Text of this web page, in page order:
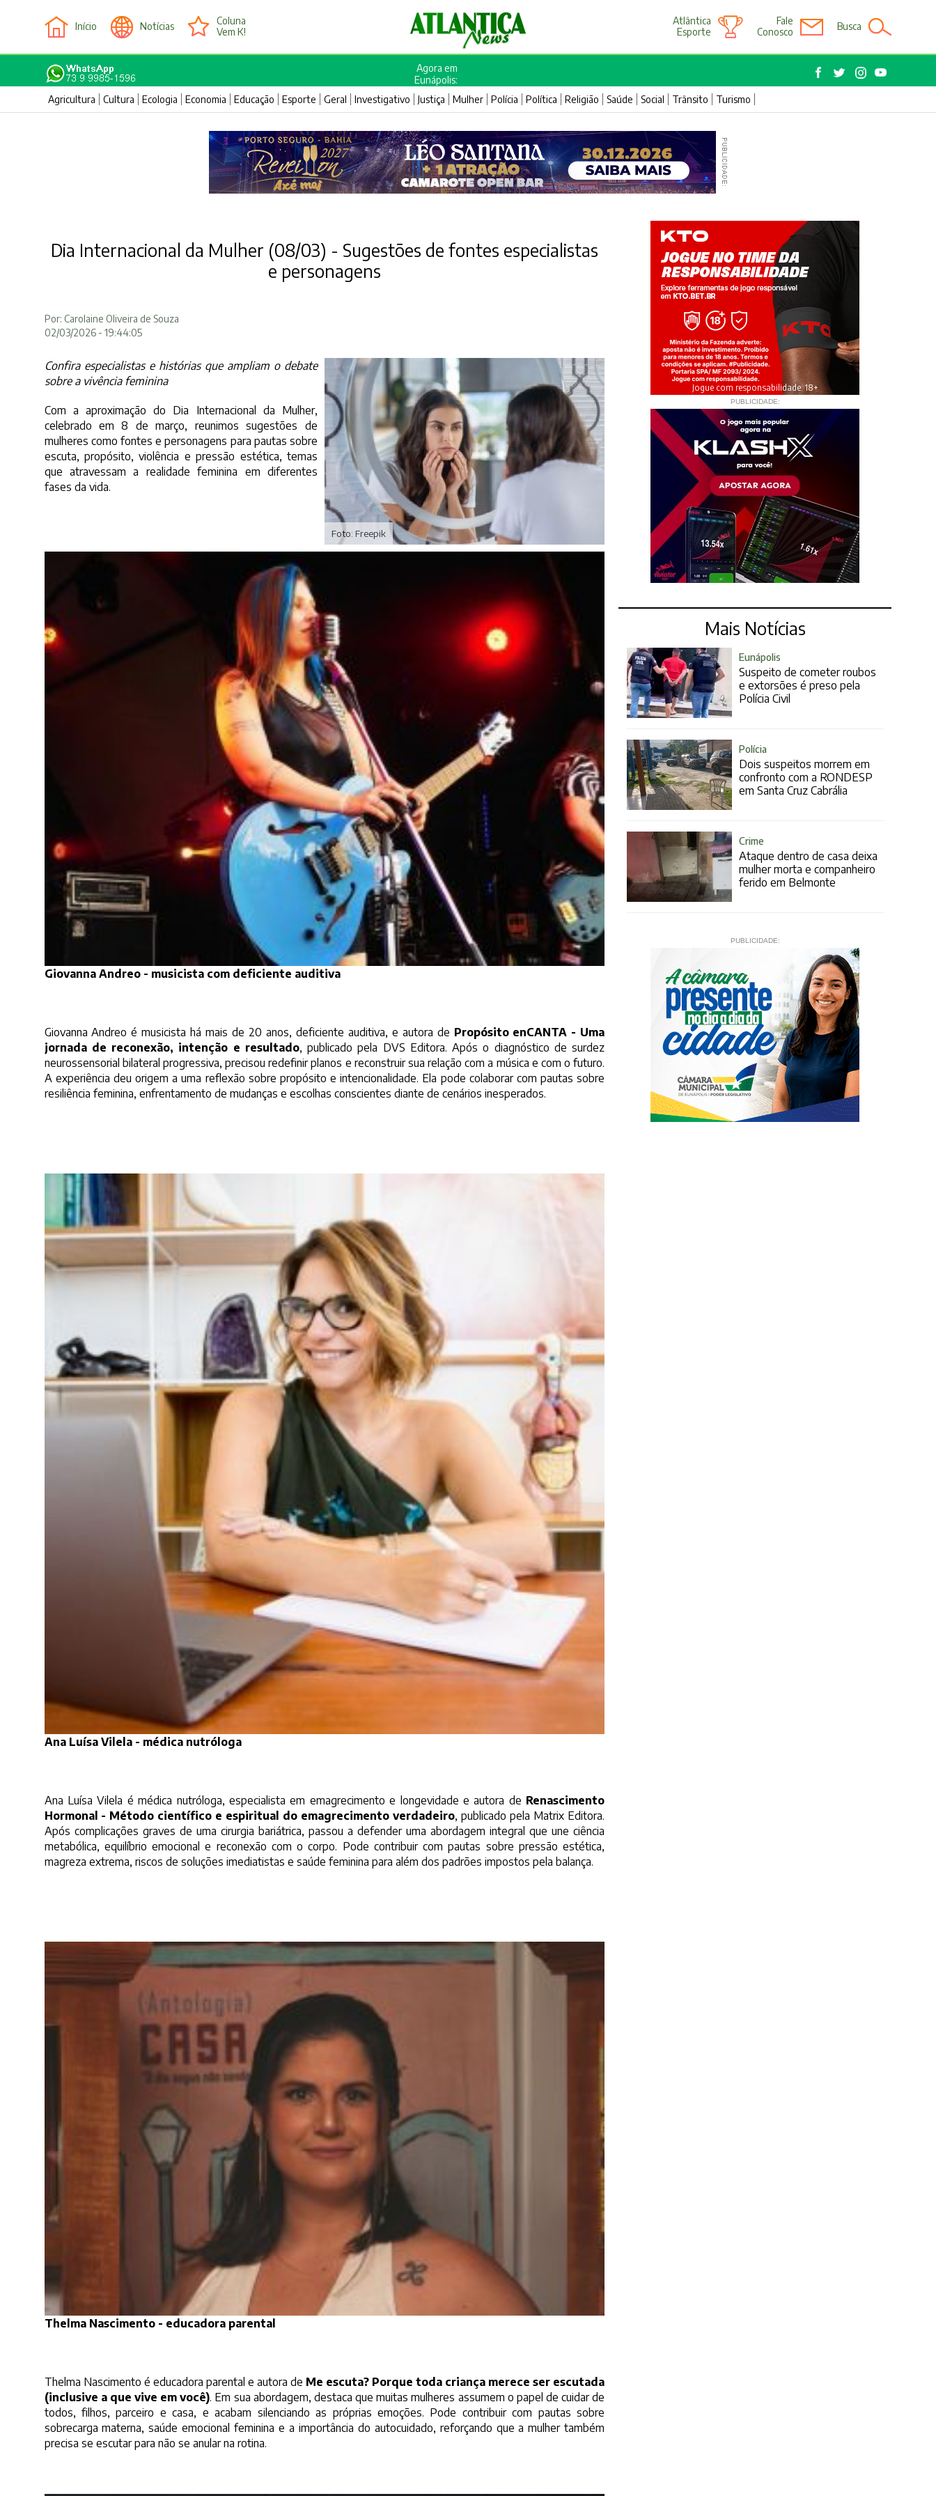
Início Notícias
Coluna
Vem K!
Atlântica
Esporte
Fale
Conosco
Busca
Agora em
Eunápolis:
Agricultura
Cultura Ecologia Economia Educação Esporte Geral Investigativo Justiça Mulher Polícia Política Religião Saúde Social Trânsito Turismo
Dia Internacional da Mulher (08/03) - Sugestões de fontes especialistas
e personagens
Por: Carolaine Oliveira de Souza
02/03/2026 - 19:44:05
Foto: Freepik
Confira especialistas e histórias que ampliam o debate
sobre a vivência feminina
Com a aproximação do Dia Internacional da Mulher,
celebrado em 8 de março, reunimos sugestões de
mulheres como fontes e personagens para pautas sobre
escuta, propósito, violência e pressão estética, temas
que atravessam a realidade feminina em diferentes
fases da vida.
Giovanna Andreo - musicista com deficiente auditiva
Giovanna Andreo é musicista há mais de 20 anos, deficiente auditiva, e autora de Propósito enCANTA - Uma
jornada de reconexão, intenção e resultado, publicado pela DVS Editora. Após o diagnóstico de surdez
neurossensorial bilateral progressiva, precisou redefinir planos e reconstruir sua relação com a música e com o futuro.
A experiência deu origem a uma reflexão sobre propósito e intencionalidade. Ela pode colaborar com pautas sobre
resiliência feminina, enfrentamento de mudanças e escolhas conscientes diante de cenários inesperados.
Ana Luísa Vilela - médica nutróloga
Ana Luísa Vilela é médica nutróloga, especialista em emagrecimento e longevidade e autora de Renascimento
Hormonal - Método científico e espiritual do emagrecimento verdadeiro, publicado pela Matrix Editora.
Após complicações graves de uma cirurgia bariátrica, passou a defender uma abordagem integral que une ciência
metabólica, equilíbrio emocional e reconexão com o corpo. Pode contribuir com pautas sobre pressão estética,
magreza extrema, riscos de soluções imediatistas e saúde feminina para além dos padrões impostos pela balança.
Thelma Nascimento - educadora parental
Thelma Nascimento é educadora parental e autora de Me escuta? Porque toda criança merece ser escutada
(inclusive a que vive em você). Em sua abordagem, destaca que muitas mulheres assumem o papel de cuidar de
todos, filhos, parceiro e casa, e acabam silenciando as próprias emoções. Pode contribuir com pautas sobre
sobrecarga materna, saúde emocional feminina e a importância do autocuidado, reforçando que a mulher também
precisa se escutar para não se anular na rotina.
Jogue com responsabilidade. 18+
PUBLICIDADE:
Mais Notícias
Eunápolis
Suspeito de cometer roubos
e extorsões é preso pela
Polícia Civil
Polícia
Dois suspeitos morrem em
confronto com a RONDESP
em Santa Cruz Cabrália
Crime
Ataque dentro de casa deixa
mulher morta e companheiro
ferido em Belmonte
PUBLICIDADE: